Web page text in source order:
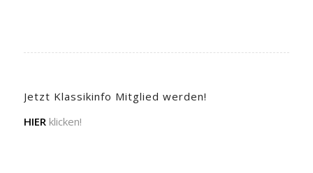
Jetzt Klassikinfo Mitglied werden!
HIERklicken!